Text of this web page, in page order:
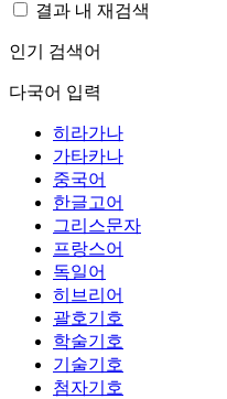
결과 내 재검색
인기 검색어
다국어 입력
히라가나
가타카나
중국어
한글고어
그리스문자
프랑스어
독일어
히브리어
괄호기호
학술기호
기술기호
첨자기호